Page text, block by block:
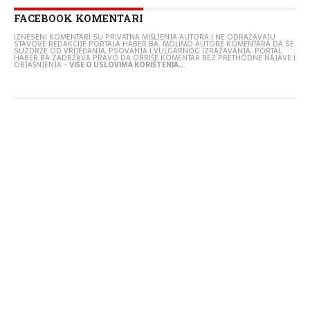
FACEBOOK KOMENTARI
IZNESENI KOMENTARI SU PRIVATNA MIŠLJENJA AUTORA I NE ODRAŽAVAJU
STAVOVE REDAKCIJE PORTALA HABER.BA. MOLIMO AUTORE KOMENTARA DA SE
SUZDRŽE OD VRIJEĐANJA, PSOVANJA I VULGARNOG IZRAŽAVANJA. PORTAL
HABER.BA ZADRŽAVA PRAVO DA OBRIŠE KOMENTAR BEZ PRETHODNE NAJAVE I
OBJAŠNJENJA -VIŠE O USLOVIMA KORIŠTENJA...